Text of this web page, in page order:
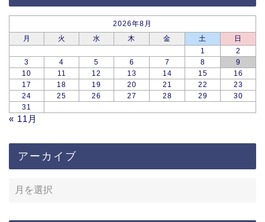
2026年8月
月
火 水 木 金 土
日
1
2
3
4 5 6 7 8
9
10
11 12 13 14 15
16
17
18 19 20 21 22
23
24
25 26 27 28 29
30
31
« 11月
アーカイブ